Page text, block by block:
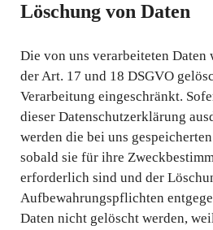
Löschung von Daten
Die von uns verarbeiteten Daten
der Art. 17 und 18 DSGVO
Verarbeitung eingeschränkt.
dieser Datenschutzerklärung
werden die bei uns
sobald sie für ihre
erforderlich sind und der
Aufbewahrungspflichten
Daten nicht gelöscht werden,